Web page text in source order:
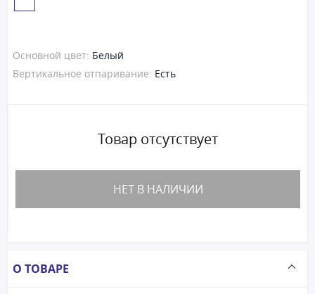
Основной цвет: Белый
Вертикальное отпаривание: Есть
Товар отсутствует
НЕТ В НАЛИЧИИ
О ТОВАРЕ